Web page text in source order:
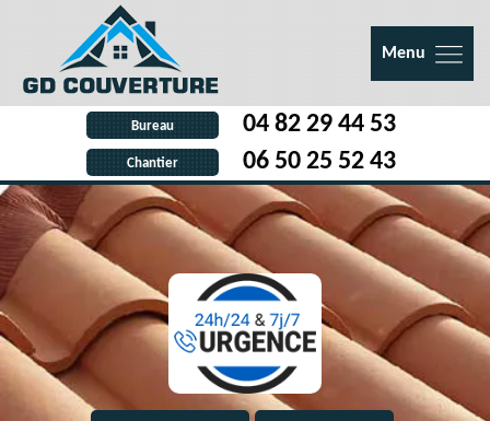
Menu
Bureau 04 82 29 44 53
Chantier 06 50 25 52 43